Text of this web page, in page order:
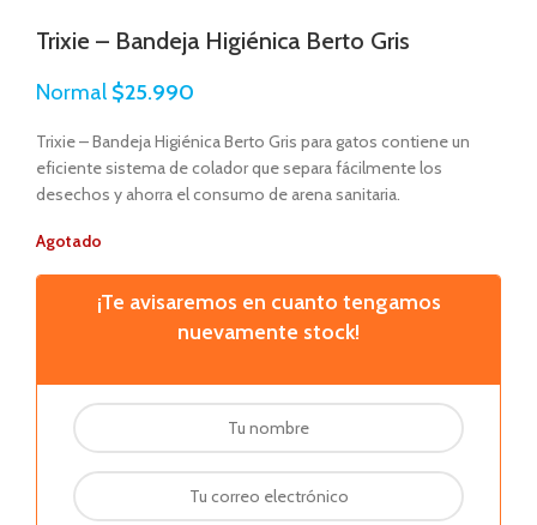
Trixie – Bandeja Higiénica Berto Gris
Normal $25.990
Trixie – Bandeja Higiénica Berto Gris para gatos contiene un
eficiente sistema de colador que separa fácilmente los
desechos y ahorra el consumo de arena sanitaria.
Agotado
¡Te avisaremos en cuanto tengamos
nuevamente stock!